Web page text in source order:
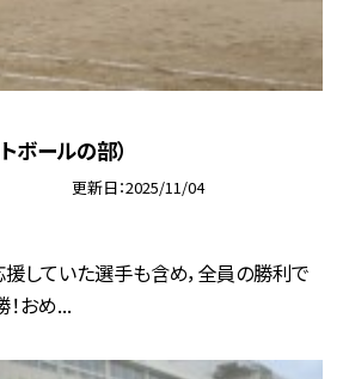
ボールの部）
更新日 2025/11/04
援していた選手も含め，全員の勝利で
！おめ...